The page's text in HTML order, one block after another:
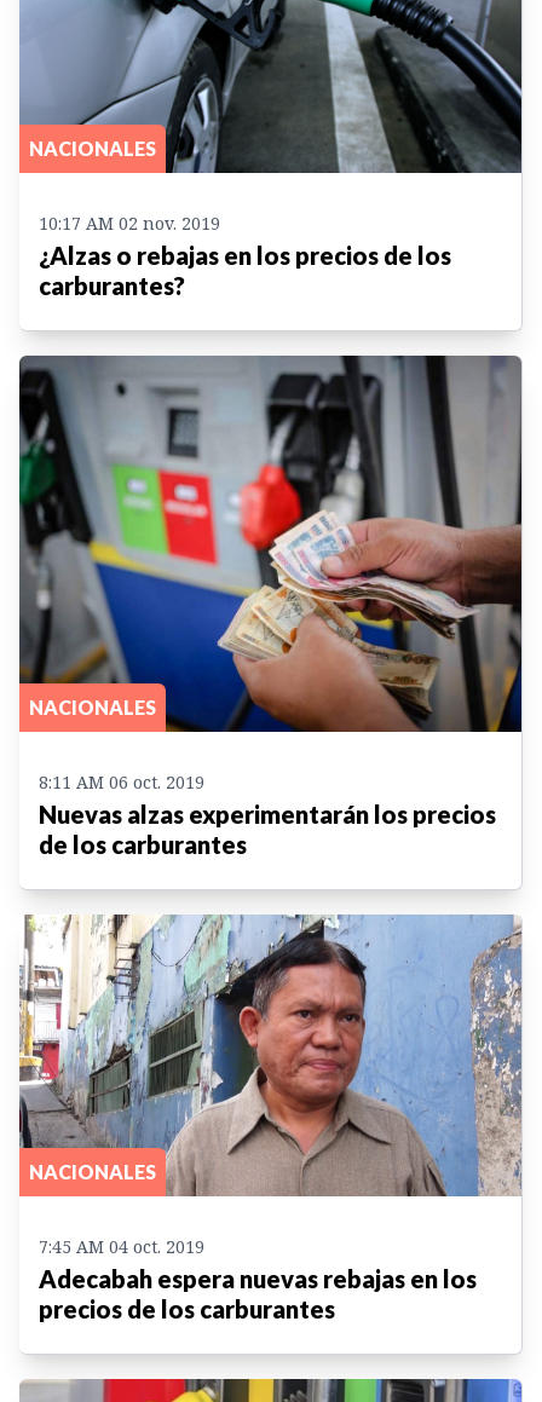
NACIONALES
10:17 AM 02 nov. 2019
¿Alzas o rebajas en los precios de los
carburantes?
NACIONALES
8:11 AM 06 oct. 2019
Nuevas alzas experimentarán los precios
de los carburantes
NACIONALES
7:45 AM 04 oct. 2019
Adecabah espera nuevas rebajas en los
precios de los carburantes